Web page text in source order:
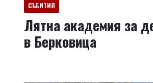
СЪБИТИЯ
Лятна академия за
в Берковица